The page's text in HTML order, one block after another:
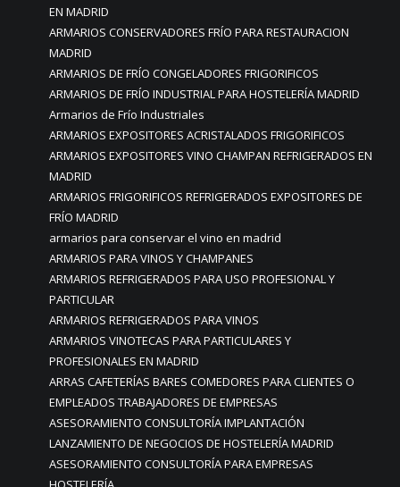
EN MADRID
ARMARIOS CONSERVADORES FRÍO PARA RESTAURACION
MADRID
ARMARIOS DE FRÍO CONGELADORES FRIGORIFICOS
ARMARIOS DE FRÍO INDUSTRIAL PARA HOSTELERÍA MADRID
Armarios de Frío Industriales
ARMARIOS EXPOSITORES ACRISTALADOS FRIGORIFICOS
ARMARIOS EXPOSITORES VINO CHAMPAN REFRIGERADOS EN
MADRID
ARMARIOS FRIGORIFICOS REFRIGERADOS EXPOSITORES DE
FRÍO MADRID
armarios para conservar el vino en madrid
ARMARIOS PARA VINOS Y CHAMPANES
ARMARIOS REFRIGERADOS PARA USO PROFESIONAL Y
PARTICULAR
ARMARIOS REFRIGERADOS PARA VINOS
ARMARIOS VINOTECAS PARA PARTICULARES Y
PROFESIONALES EN MADRID
ARRAS CAFETERÍAS BARES COMEDORES PARA CLIENTES O
EMPLEADOS TRABAJADORES DE EMPRESAS
ASESORAMIENTO CONSULTORÍA IMPLANTACIÓN
LANZAMIENTO DE NEGOCIOS DE HOSTELERÍA MADRID
ASESORAMIENTO CONSULTORÍA PARA EMPRESAS